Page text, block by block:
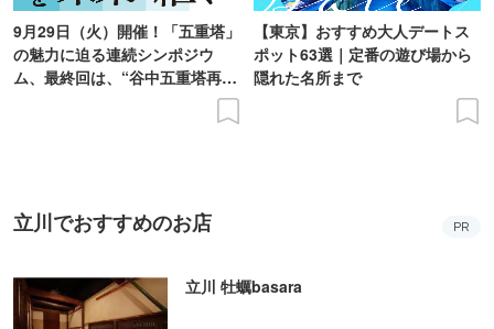
9月29日（火）開催！「五重塔」
の魅力に迫る連続シンポジウ
ム、最終回は、“谷中五重塔再建
【東京】おすすめ大人デートス
ポット63選｜定番の遊び場から
隠れた名所まで
立川でおすすめのお店 PR
立川 牡蠣basara